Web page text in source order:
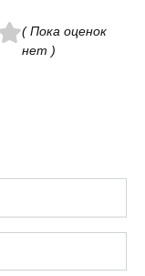
( Пока оценок
нет )